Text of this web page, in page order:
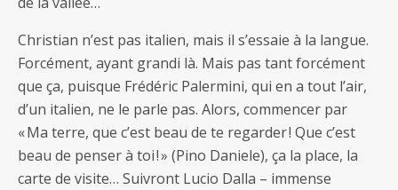
Christian n’est pas italien, mais il s’essaie à la langue.
Forcément, ayant grandi là. Mais pas tant forcément
que ça, puisque Frédéric Palermini, qui en a tout l’air,
d’un italien, ne le parle pas. Alors, commencer par
« Ma terre, que c’est beau de te regarder ! Que c’est
beau de penser à toi ! » (Pino Daniele), ça la place, la
carte de visite… Suivront Lucio Dalla – immense